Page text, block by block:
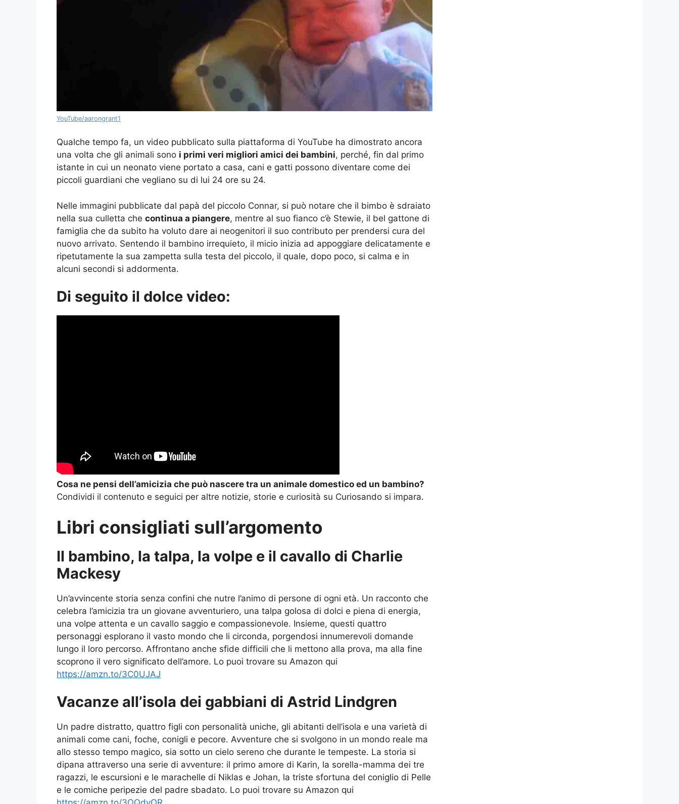
YouTube/aarongrant1
Qualche tempo fa, un video pubblicato sulla piattaforma di YouTube ha dimostrato ancora
una volta che gli animali sono i primi veri migliori amici dei bambini, perché, fin dal primo
istante in cui un neonato viene portato a casa, cani e gatti possono diventare come dei
piccoli guardiani che vegliano su di lui 24 ore su 24.
Nelle immagini pubblicate dal papà del piccolo Connar, si può notare che il bimbo è sdraiato
nella sua culletta che continua a piangere, mentre al suo fianco c’è Stewie, il bel gattone di
famiglia che da subito ha voluto dare ai neogenitori il suo contributo per prendersi cura del
nuovo arrivato. Sentendo il bambino irrequieto, il micio inizia ad appoggiare delicatamente e
ripetutamente la sua zampetta sulla testa del piccolo, il quale, dopo poco, si calma e in
alcuni secondi si addormenta.
Di seguito il dolce video:
Cosa ne pensi dell’amicizia che può nascere tra un animale domestico ed un bambino?
Condividi il contenuto e seguici per altre notizie, storie e curiosità su Curiosando si impara.
Libri consigliati sull’argomento
Il bambino, la talpa, la volpe e il cavallo di Charlie
Mackesy
Un’avvincente storia senza confini che nutre l’animo di persone di ogni età. Un racconto che
celebra l’amicizia tra un giovane avventuriero, una talpa golosa di dolci e piena di energia,
una volpe attenta e un cavallo saggio e compassionevole. Insieme, questi quattro
personaggi esplorano il vasto mondo che li circonda, porgendosi innumerevoli domande
lungo il loro percorso. Affrontano anche sfide difficili che li mettono alla prova, ma alla fine
scoprono il vero significato dell’amore. Lo puoi trovare su Amazon qui
https://amzn.to/3C0UJAJ
Vacanze all’isola dei gabbiani di Astrid Lindgren
Un padre distratto, quattro figli con personalità uniche, gli abitanti dell’isola e una varietà di
animali come cani, foche, conigli e pecore. Avventure che si svolgono in un mondo reale ma
allo stesso tempo magico, sia sotto un cielo sereno che durante le tempeste. La storia si
dipana attraverso una serie di avventure: il primo amore di Karin, la sorella-mamma dei tre
ragazzi, le escursioni e le marachelle di Niklas e Johan, la triste sfortuna del coniglio di Pelle
e le comiche peripezie del padre sbadato. Lo puoi trovare su Amazon qui